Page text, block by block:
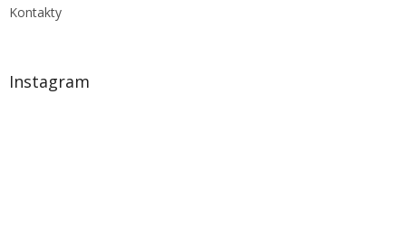
Kontakty
Instagram